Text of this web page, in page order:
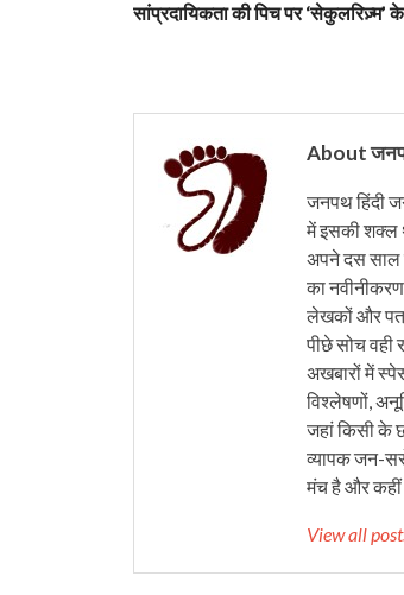
सांप्रदायिकता की पिच पर ‘सेकुलरिज़्म’
About
जनपथ हिंदी
में इसकी शक्ल
अपने दस साल
का
लेखकों और
पीछे सोच
अखबारों में
विश्लेषणों,
जहां किसी के
व्यापक जन-
मंच है और कहीं
View all